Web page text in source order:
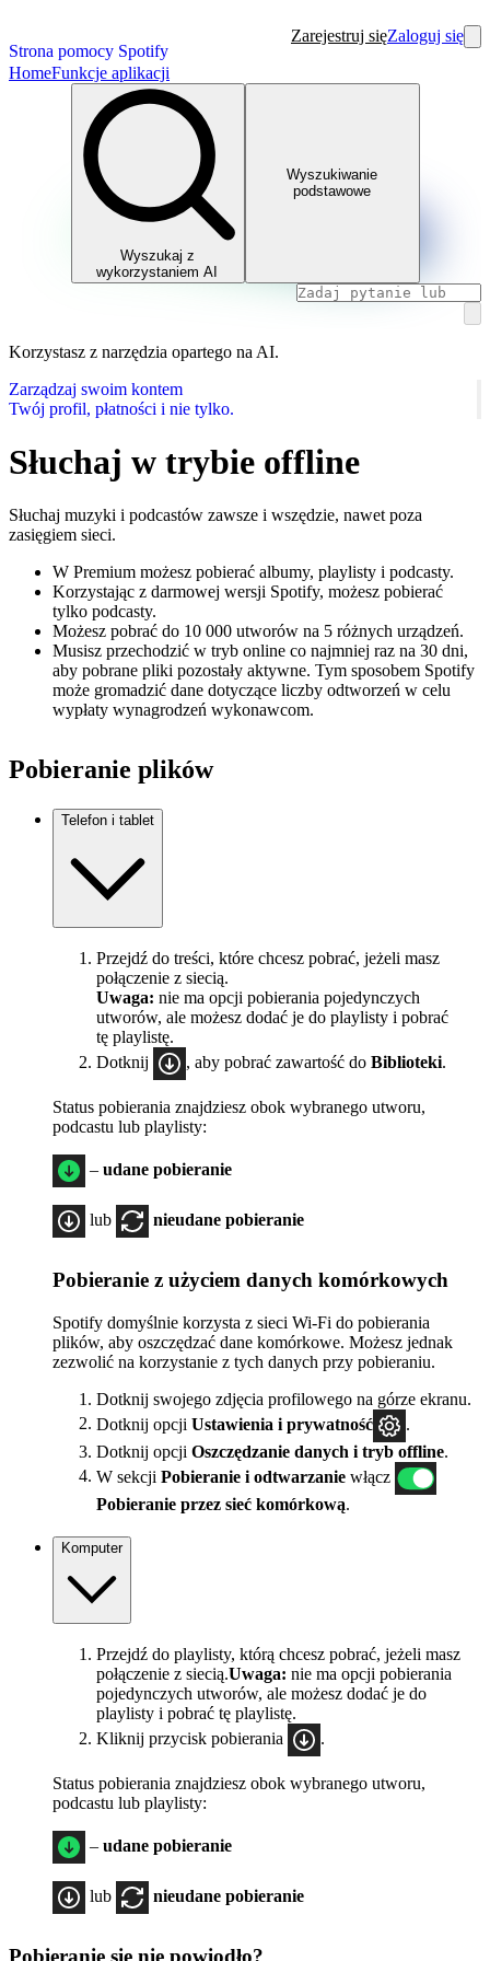
Strona pomocy Spotify
Zarejestruj sięZaloguj się
HomeFunkcje aplikacji
Wyszukaj z
wykorzystaniem AI
Wyszukiwanie
podstawowe
Korzystasz z narzędzia opartego na AI.
Zarządzaj swoim kontem
Twój profil, płatności i nie tylko.
Słuchaj w trybie offline
Słuchaj muzyki i podcastów zawsze i wszędzie, nawet poza
zasięgiem sieci.
W Premium możesz pobierać albumy, playlisty i podcasty.
Korzystając z darmowej wersji Spotify, możesz pobierać
tylko podcasty.
Możesz pobrać do 10 000 utworów na 5 różnych urządzeń.
Musisz przechodzić w tryb online co najmniej raz na 30 dni,
aby pobrane pliki pozostały aktywne. Tym sposobem Spotify
może gromadzić dane dotyczące liczby odtworzeń w celu
wypłaty wynagrodzeń wykonawcom.
Pobieranie plików
Telefon i tablet
Przejdź do treści, które chcesz pobrać, jeżeli masz
połączenie z siecią.
Uwaga: nie ma opcji pobierania pojedynczych
utworów, ale możesz dodać je do playlisty i pobrać
tę playlistę.
Dotknij
, aby pobrać zawartość do Biblioteki.
Status pobierania znajdziesz obok wybranego utworu,
podcastu lub playlisty:
– udane pobieranie
lub nieudane pobieranie
Pobieranie z użyciem danych komórkowych
Spotify domyślnie korzysta z sieci Wi-Fi do pobierania
plików, aby oszczędzać dane komórkowe. Możesz jednak
zezwolić na korzystanie z tych danych przy pobieraniu.
Dotknij swojego zdjęcia profilowego na górze ekranu.
Dotknij opcji Ustawienia i prywatność
Dotknij opcji Oszczędzanie danych i tryb offline.
W sekcji Pobieranie i odtwarzanie włącz
Pobieranie przez sieć komórkową.
Komputer
Przejdź do playlisty, którą chcesz pobrać, jeżeli masz
połączenie z siecią.Uwaga: nie ma opcji pobierania
pojedynczych utworów, ale możesz dodać je do
playlisty i pobrać tę playlistę.
Kliknij przycisk pobierania
.
Status pobierania znajdziesz obok wybranego utworu,
podcastu lub playlisty:
– udane pobieranie
lub nieudane pobieranie
Pobieranie się nie powiodło?